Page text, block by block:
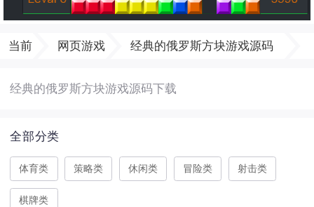
当前 网页游戏 经典的俄罗斯方块游戏源码
经典的俄罗斯方块游戏源码下载
全部分类
体育类 策略类 休闲类 冒险类 射击类
棋牌类